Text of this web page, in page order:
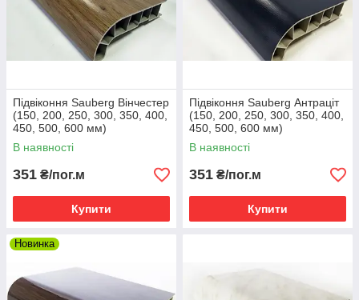
Підвіконня Sauberg Вінчестер
(150, 200, 250, 300, 350, 400,
450, 500, 600 мм)
В наявності
351 ₴/пог.м
Купити
Підвіконня Sauberg Антраціт
(150, 200, 250, 300, 350, 400,
450, 500, 600 мм)
В наявності
351 ₴/пог.м
Купити
Новинка